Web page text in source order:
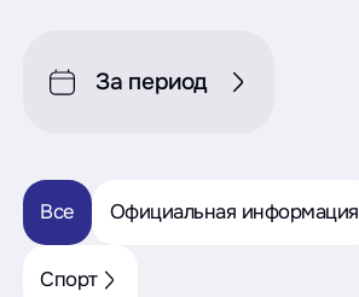
За период
Все Официальная информация
Спорт